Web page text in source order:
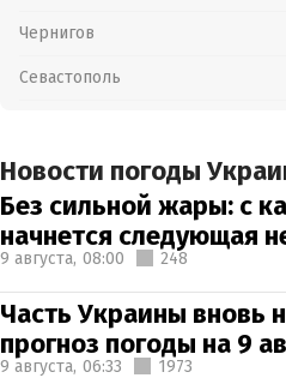
Чернигов
Севастополь
Новости погоды
Без сильной жары: с
начнется следующая
9 августа, 08:00 248
Часть Украины вновь
прогноз погоды на 9
9 августа, 06:33 1973